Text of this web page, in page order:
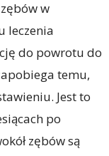
w
leczenia
do powrotu do
temu,
Jest to
po
zębów są